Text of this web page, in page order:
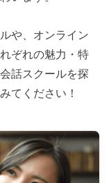
や、オンライン
ぞれの魅力・特
話スクールを探
てください！